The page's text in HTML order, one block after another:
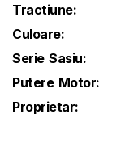
Tractiune:
Culoare:
Serie Sasiu:
Putere Motor:
Proprietar: